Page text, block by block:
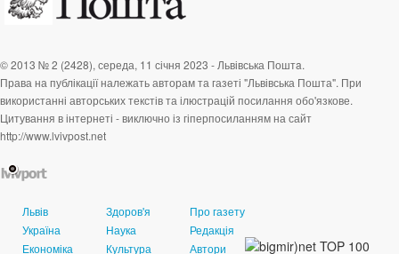
© 2013 № 2 (2428), середа, 11 січня 2023 - Львівська Поштa.
Права на публікації належать авторам та газеті "Львівська Пошта". При
використанні авторських текстів та ілюстрацій посилання обо'язкове.
Цитування в інтернеті - виключно із гіперпосиланням на сайт
http://www.lvivpost.net
Львів
Україна
Економіка
Здоров'я
Наука
Культура
Про газету
Редакція
Автори